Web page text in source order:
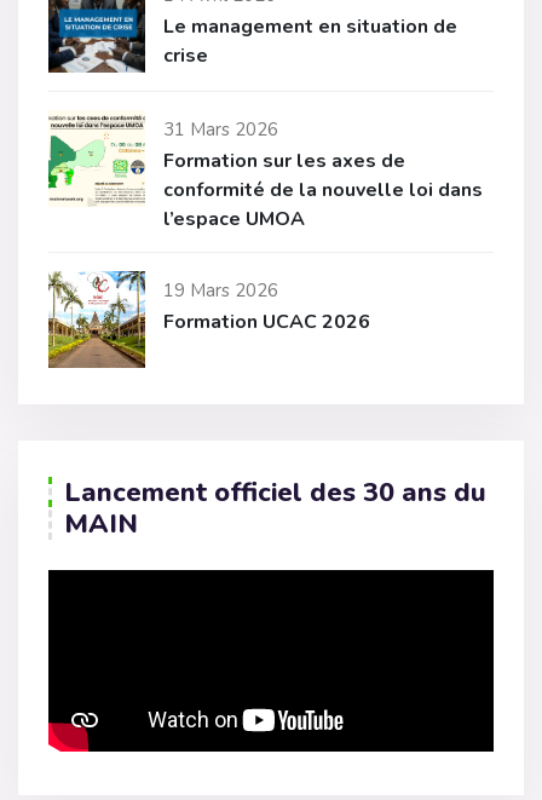
Le management en situation de
crise
31 Mars 2026
Formation sur les axes de
conformité de la nouvelle loi dans
l’espace UMOA
19 Mars 2026
Formation UCAC 2026
Lancement officiel des 30 ans du
MAIN